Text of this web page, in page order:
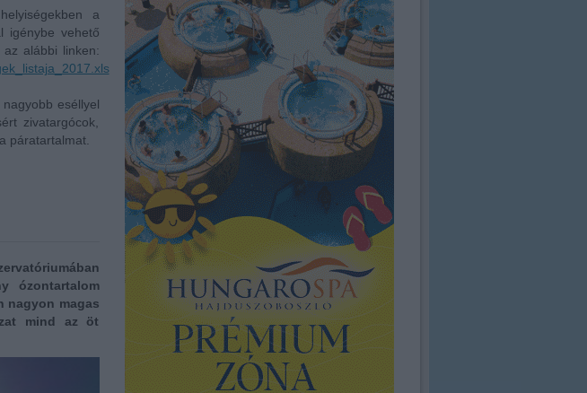
a
igénybe vehető
az alábbi linken:
eséllyel
zivatargócok,
páratartalmat.
ózontartalom
nagyon magas
mind az öt